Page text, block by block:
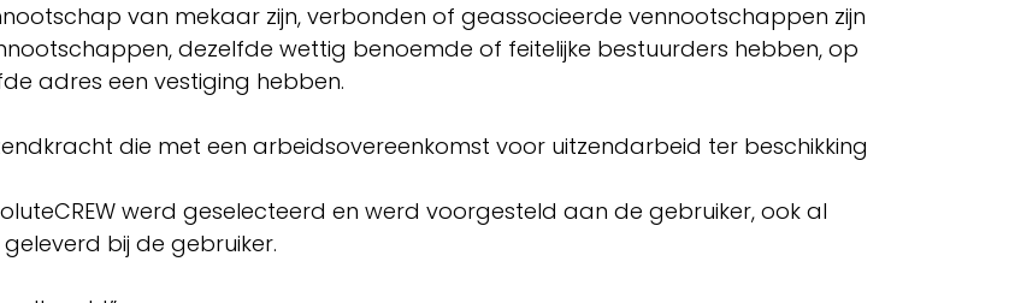
van mekaar zijn, verbonden of geassocieerde vennootschappen zijn
dezelfde wettig benoemde of feitelijke bestuurders hebben, op
adres een vestiging hebben.
die met een arbeidsovereenkomst voor uitzendarbeid ter beschikking
werd geselecteerd en werd voorgesteld aan de gebruiker, ook al
bij de gebruiker.